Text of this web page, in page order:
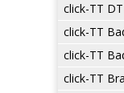
click-TT
click-TT
click-TT
click-TT